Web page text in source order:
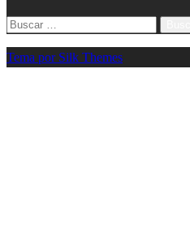
Buscar:
Tema por Silk Themes